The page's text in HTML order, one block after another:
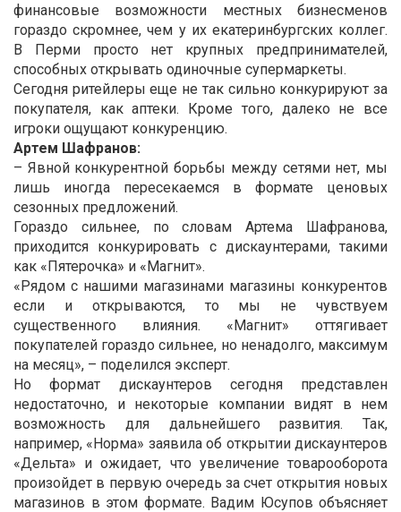
финансовые возможности местных бизнесменов
гораздо скромнее, чем у их екатеринбургских коллег.
В Перми просто нет крупных предпринимателей,
способных открывать одиночные супермаркеты.
Сегодня ритейлеры еще не так сильно конкурируют за
покупателя, как аптеки. Кроме того, далеко не все
игроки ощущают конкуренцию.
Артем Шафранов:
– Явной конкурентной борьбы между сетями нет, мы
лишь иногда пересекаемся в формате ценовых
сезонных предложений.
Гораздо сильнее, по словам Артема Шафранова,
приходится конкурировать с дискаунтерами, такими
как «Пятерочка» и «Магнит».
«Рядом с нашими магазинами магазины конкурентов
если и открываются, то мы не чувствуем
существенного влияния. «Магнит» оттягивает
покупателей гораздо сильнее, но ненадолго, максимум
на месяц», – поделился эксперт.
Но формат дискаунтеров сегодня представлен
недостаточно, и некоторые компании видят в нем
возможность для дальнейшего развития. Так,
например, «Норма» заявила об открытии дискаунтеров
«Дельта» и ожидает, что увеличение товарооборота
произойдет в первую очередь за счет открытия новых
магазинов в этом формате. Вадим Юсупов объясняет